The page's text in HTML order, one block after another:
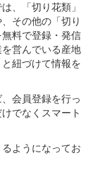
、「切り花類」
その他の「切り
料で登録・発信
営んでいる産地
紐づけて情報を
会員登録を行っ
でなくスマート
ようになってお